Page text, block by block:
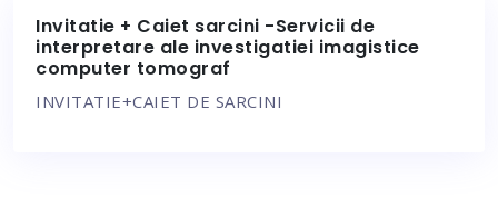
Invitatie + Caiet sarcini -Servicii de
interpretare ale investigatiei imagistice
computer tomograf
INVITATIE+CAIET DE SARCINI